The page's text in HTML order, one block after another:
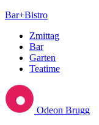
Bar+Bistro
Zmittag
Bar
Garten
Teatime
Odeon Brugg